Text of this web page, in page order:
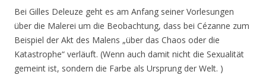
Bei Gilles Deleuze geht es am Anfang seiner Vorlesungen
über die Malerei um die Beobachtung, dass bei Cézanne zum
Beispiel der Akt des Malens „über das Chaos oder die
Katastrophe“ verläuft. (Wenn auch damit nicht die Sexualität
gemeint ist, sondern die Farbe als Ursprung der Welt. )